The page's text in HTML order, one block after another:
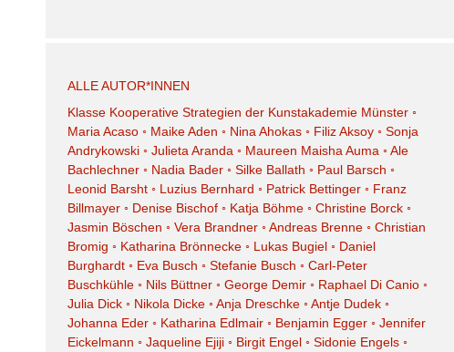
ALLE AUTOR*INNEN
Klasse Kooperative Strategien der Kunstakademie Münster ◦
Maria Acaso ◦ Maike Aden ◦ Nina Ahokas ◦ Filiz Aksoy ◦ Sonja
Andrykowski ◦ Julieta Aranda ◦ Maureen Maisha Auma ◦Ale
Bachlechner ◦ Nadia Bader ◦ Silke Ballath ◦ Paul Barsch ◦
Leonid Barsht ◦ Luzius Bernhard ◦ Patrick Bettinger ◦ Franz
Billmayer ◦ Denise Bischof ◦ Katja Böhme ◦ Christine Borck ◦
Jasmin Böschen ◦ Vera Brandner ◦Andreas Brenne ◦ Christian
Bromig ◦ Katharina Brönnecke ◦ Lukas Bugiel ◦ Daniel
Burghardt ◦ Eva Busch ◦ Stefanie Busch ◦ Carl-Peter
Buschkühle ◦ Nils Büttner ◦ George Demir ◦ Raphael Di Canio ◦
Julia Dick ◦ Nikola Dicke ◦Anja Dreschke ◦Antje Dudek ◦
Johanna Eder ◦ Katharina Edlmair ◦ Benjamin Egger ◦ Jennifer
Eickelmann ◦ Jaqueline Ejiji ◦ Birgit Engel ◦ Sidonie Engels ◦